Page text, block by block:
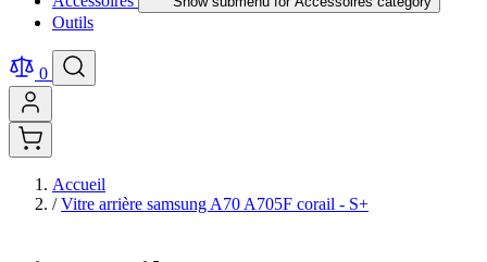
Outils
0
Accueil
/ Vitre arrière samsung A70 A705F corail - S+